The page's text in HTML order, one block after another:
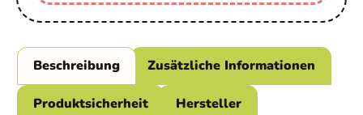
Beschreibung Zusätzliche Informationen
Produktsicherheit Hersteller